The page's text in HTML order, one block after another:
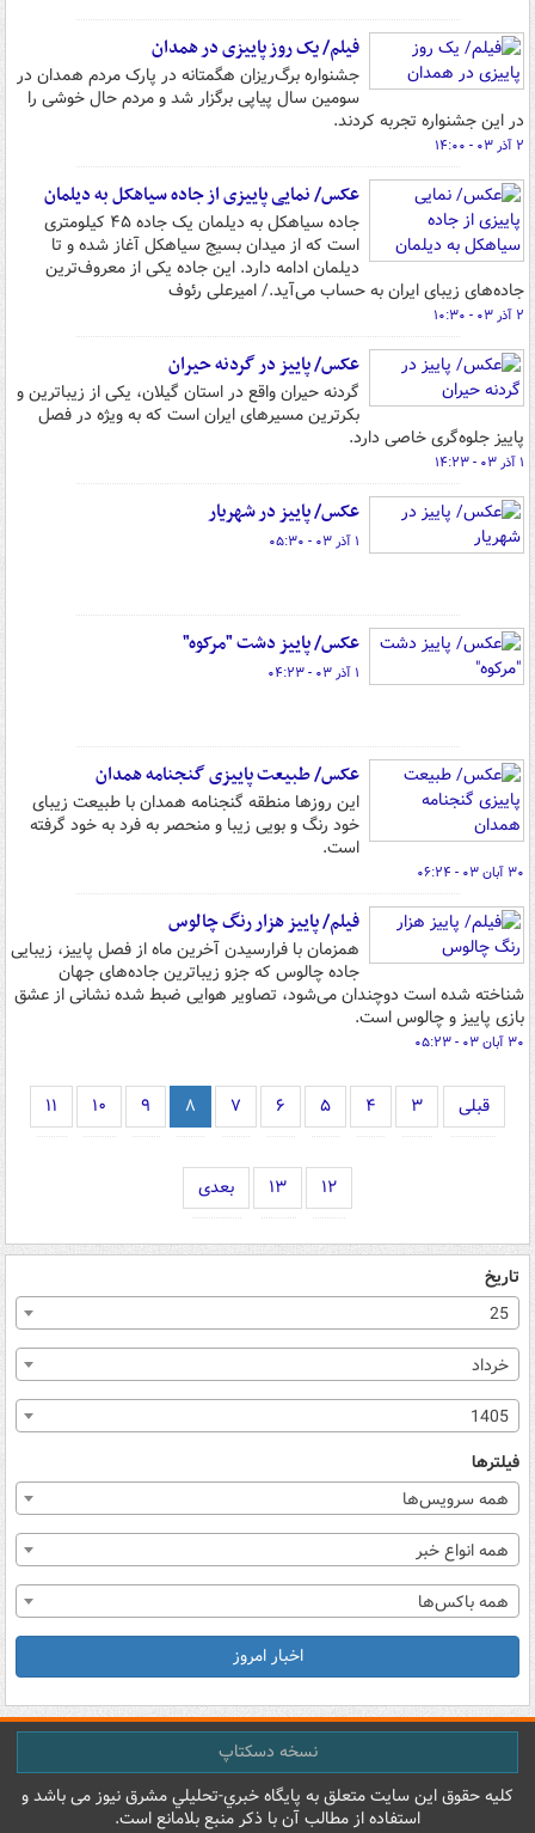
فیلم/ ‌یک روز پاییزی در همدان
جشنواره برگ‌ریزان هگمتانه در پارک مردم همدان در
سومین سال پیاپی برگزار شد و مردم ‌حال خوشی را
در این جشنواره تجربه کردند.
۲ آذر ۰۳ - ۱۴:۰۰
عکس/ نمایی پاییزی از جاده سیاهکل به دیلمان
جاده سیاهکل به دیلمان یک جاده ۴۵ کیلومتری
است که از میدان بسیج سیاهکل آغاز شده و تا
دیلمان ادامه دارد. این جاده یکی از معروف‌ترین
جاده‌های زیبای ایران به حساب می‌آید./ امیرعلی رئوف
۲ آذر ۰۳ - ۱۰:۳۰
عکس/ پاییز در گردنه حیران
گردنه حیران واقع در استان گیلان، یکی از زیباترین و
بکرترین مسیرهای ایران است که به ویژه در فصل
پاییز جلوه‌گری خاصی دارد.
۱ آذر ۰۳ - ۱۴:۲۳
عکس/ پاییز در شهریار
۱ آذر ۰۳ - ۰۵:۳۰
عکس/ پاییز دشت "مرکوه"
۱ آذر ۰۳ - ۰۴:۲۳
عکس/ طبیعت پاییزی گنجنامه همدان
این روزها منطقه گنجنامه همدان با طبیعت زیبای
خود رنگ و بویی زیبا و منحصر به فرد به خود گرفته
است.
۳۰ آبان ۰۳ - ۰۶:۲۴
فیلم/ پاییز هزار رنگ چالوس
همزمان با فرارسیدن آخرین ماه از فصل پاییز، زیبایی
جاده چالوس که جزو زیباترین جاده‌های جهان
شناخته شده است دوچندان می‌شود، تصاویر هوایی ضبط شده نشانی از عشق
بازی پاییز و چالوس است.
۳۰ آبان ۰۳ - ۰۵:۲۳
قبلی ۳ ۴ ۵ ۶ ۷ ۸ ۹ ۱۰ ۱۱
۱۲ ۱۳ بعدی
تاریخ
25
خرداد
1405
فیلترها
همه سرویس‌ها
همه انواع خبر
همه باکس‌ها
اخبار امروز
نسخه دسکتاپ
کليه حقوق اين سايت متعلق به پایگاه خبري-تحليلي مشرق نيوز می باشد و
استفاده از مطالب آن با ذکر منبع بلامانع است.